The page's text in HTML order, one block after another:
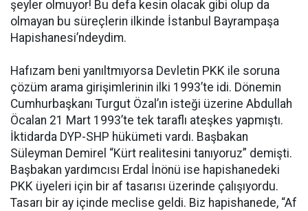
şeyler olmuyor! Bu defa kesin olacak gibi olup da
olmayan bu süreçlerin ilkinde İstanbul Bayrampaşa
Hapishanesi’ndeydim.
Hafızam beni yanıltmıyorsa Devletin PKK ile soruna
çözüm arama girişimlerinin ilki 1993’te idi. Dönemin
Cumhurbaşkanı Turgut Özal’ın isteği üzerine Abdullah
Öcalan 21 Mart 1993’te tek taraflı ateşkes yapmıştı.
İktidarda DYP-SHP hükümeti vardı. Başbakan
Süleyman Demirel “Kürt realitesini tanıyoruz” demişti.
Başbakan yardımcısı Erdal İnönü ise hapishanedeki
PKK üyeleri için bir af tasarısı üzerinde çalışıyordu.
Tasarı bir ay içinde meclise geldi. Biz hapishanede, “Af